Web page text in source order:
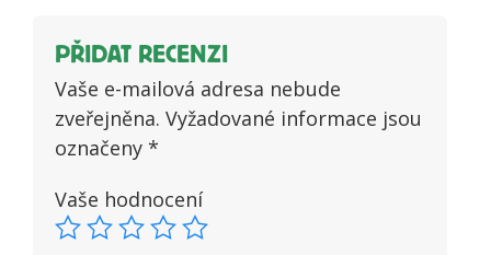
PŘIDAT RECENZI
Vaše e-mailová adresa nebude
zveřejněna. Vyžadované informace jsou
označeny *
Vaše hodnocení